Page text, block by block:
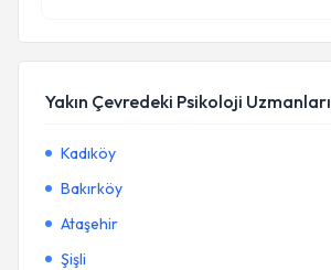
Yakın Çevredeki Psikoloji Uzmanları
Kadıköy
Bakırköy
Ataşehir
Şişli